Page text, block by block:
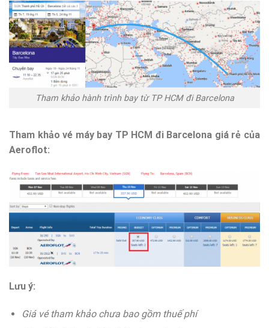
Tham khảo hành trình bay từ TP HCM đi Barcelona
Tham khảo vé máy bay TP HCM đi Barcelona giá rẻ của
Aeroflot:
Lưu ý:
Giá vé tham khảo chưa bao gồm thuế phí